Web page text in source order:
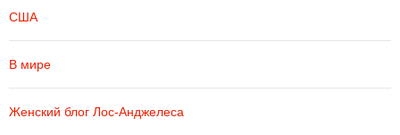
США
В мире
Женский блог Лос-Анджелеса